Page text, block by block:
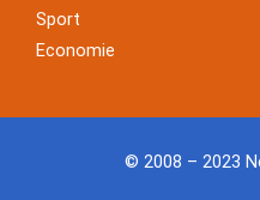
Sport
Economie
© 2008 – 2023